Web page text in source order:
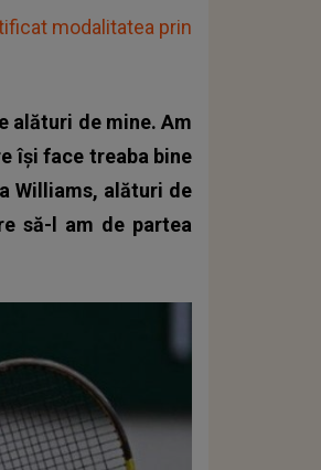
modalitatea prin
alături de mine. Am
își face treaba bine
Williams, alături de
să-l am de partea